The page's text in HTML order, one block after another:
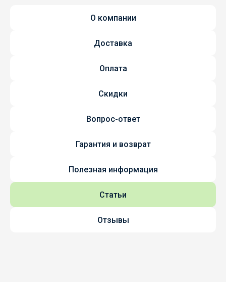
О компании
Доставка
Оплата
Скидки
Вопрос-ответ
Гарантия и возврат
Полезная информация
Статьи
Отзывы